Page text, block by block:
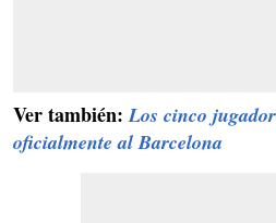
Ver también:Los cinco
oficialmente al Barcelona